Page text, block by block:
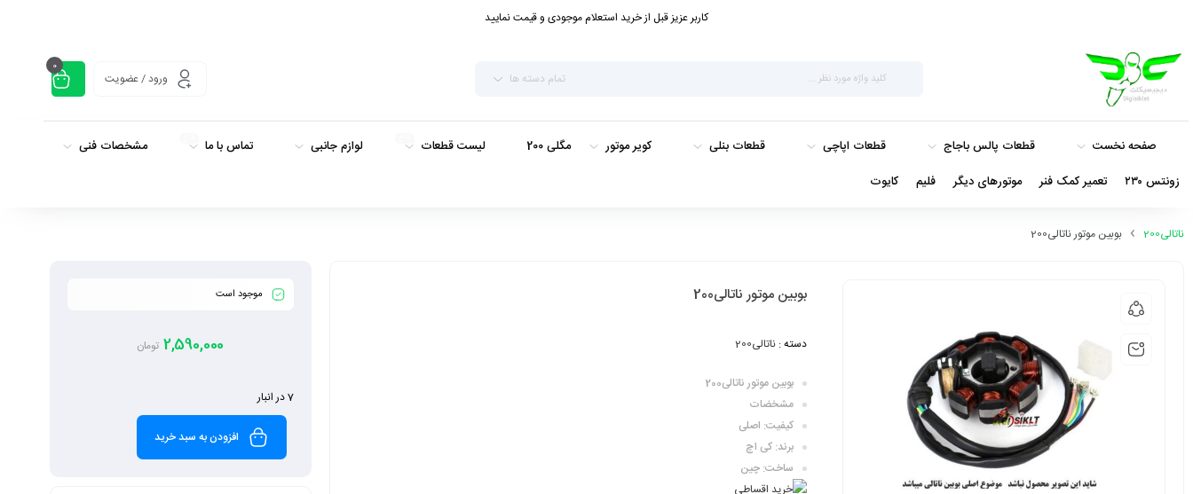
کاربر عزیز قبل از خرید استعلام موجودی و قیمت نمایید
تمام دسته ها ورود / عضویت
0
صفحه نخست قطعات پالس باجاج قطعات اپاچی قطعات بنلی کویر موتور مگلی 200 لیست قطعات لوازم جانبی تماس با ما
مشخصات فنی
زونتس ۲۳۰
تعمیر کمک فنر موتورهای دیگر فلیم کایوت
ناتالی200 بوبین موتور ناتالی200
بوبین موتور ناتالی200
دسته : ناتالی200
بوبین موتور ناتالی200
مشخضات
کیفیت: اصلی
برند: کی اچ
ساخت: چین
موجود است
2,590,000 تومان
7 در انبار
افزودن به سبد خرید